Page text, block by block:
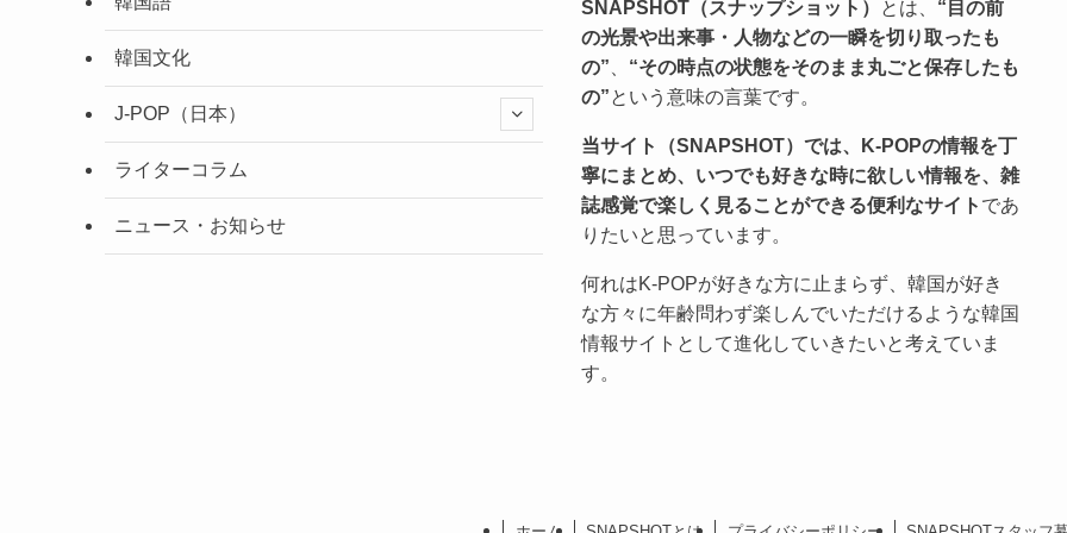
韓国文化
J-POP（日本）
ライターコラム
ニュース・お知らせ
SNAPSHOT（スナップショット） とは、 “目の前
の光景や出来事・人物などの一瞬を切り取ったも
の”、 “その時点の状態をそのまま丸ごと保存したも
の”という意味の言葉です。
当サイト（SNAPSHOT）では、K-POPの情報を丁
寧にまとめ、いつでも好きな時に欲しい情報を、雑
誌感覚で楽しく見ることができる便利なサイト であ
りたいと思っています。
何れはK-POPが好きな方に止まらず、韓国が好き
な方々に年齢問わず楽しんでいただけるような韓国
情報サイトとして進化していきたいと考えていま
す。